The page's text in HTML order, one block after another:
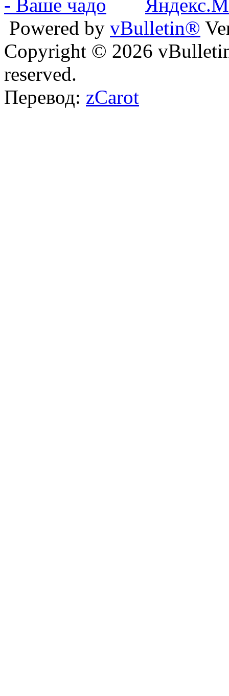
Powered by vBulletin®
Copyright © 2026
reserved.
Перевод: zCarot